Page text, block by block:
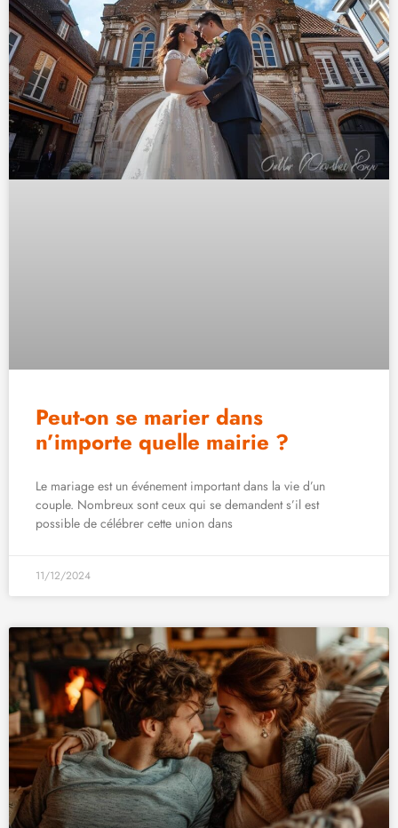
Peut-on se marier dans
n’importe quelle mairie ?
Le mariage est un événement important dans la vie d’un
couple. Nombreux sont ceux qui se demandent s’il est
possible de célébrer cette union dans
11/12/2024